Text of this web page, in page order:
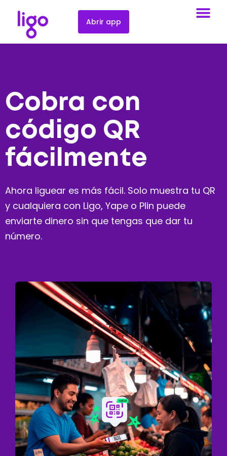
Abrir app
Cobra con
código QR
fácilmente
Ahora liguear es más fácil. Solo muestra tu QR
y cualquiera con Ligo, Yape o Plin puede
enviarte dinero sin que tengas que dar tu
número.